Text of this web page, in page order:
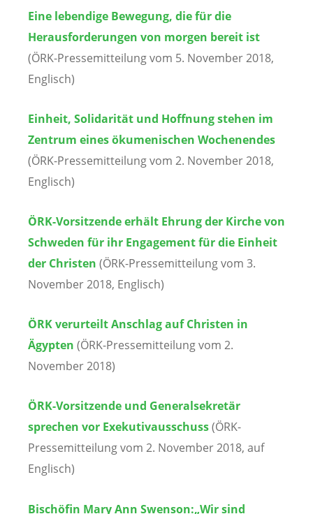
Eine lebendige Bewegung, die für die
Herausforderungen von morgen bereit ist
(ÖRK-Pressemitteilung vom 5. November 2018,
Englisch)
Einheit, Solidarität und Hoffnung stehen im
Zentrum eines ökumenischen Wochenendes
(ÖRK-Pressemitteilung vom 2. November 2018,
Englisch)
ÖRK-Vorsitzende erhält Ehrung der Kirche von
Schweden für ihr Engagement für die Einheit
der Christen (ÖRK-Pressemitteilung vom 3.
November 2018, Englisch)
ÖRK verurteilt Anschlag auf Christen in
Ägypten (ÖRK-Pressemitteilung vom 2.
November 2018)
ÖRK-Vorsitzende und Generalsekretär
sprechen vor Exekutivausschuss(ÖRK-
Pressemitteilung vom 2. November 2018, auf
Englisch)
Bischöfin Mary Ann Swenson:„Wir sind